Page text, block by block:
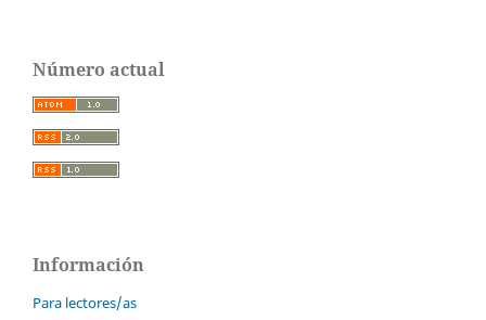
Número actual
Información
Para lectores/as